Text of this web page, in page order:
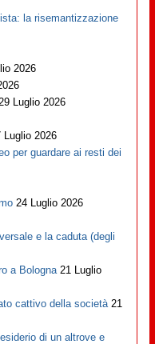
la risemantizzazione
2026
Luglio 2026
Luglio 2026
per guardare ai resti dei
24 Luglio 2026
e la caduta (degli
a Bologna 21 Luglio
cattivo della società 21
di un altrove e